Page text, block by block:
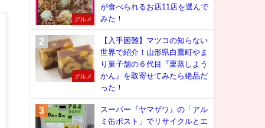
グルメ
が食べられるお店11店を選んで
みた！
グルメ
【入手困難】マツコの知らない
世界で紹介！山形県白鷹町やま
り菓子舗の６代目『栗蒸しよう
かん』を取寄せてみたら絶品だ
った！
スーパー『ヤマザワ』の「アル
ミ缶ポスト」でリサイクルとエ